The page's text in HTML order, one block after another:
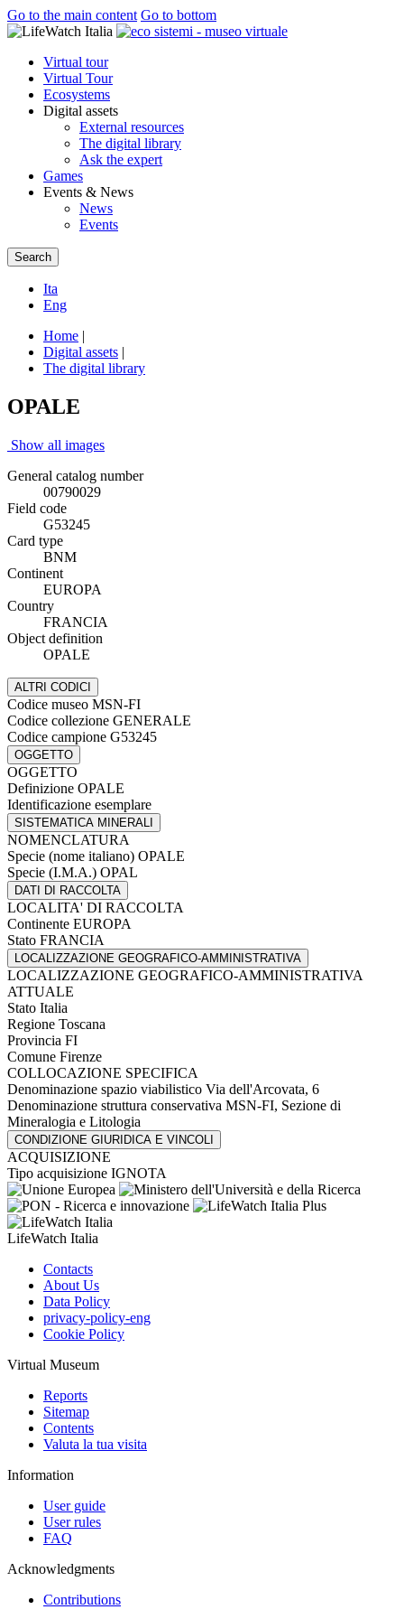
Go to the main content Go to bottom
Virtual tour
Virtual Tour
Ecosystems
Digital assets
External resources
The digital library
Ask the expert
Games
Events & News
News
Events
Search
Ita
Eng
Home |
Digital assets |
The digital library
OPALE
Show all images
General catalog number
00790029
Field code
G53245
Card type
BNM
Continent
EUROPA
Country
FRANCIA
Object definition
OPALE
ALTRI CODICI
Codice museo MSN-FI
Codice collezione GENERALE
Codice campione G53245
OGGETTO
OGGETTO
Definizione OPALE
Identificazione esemplare
SISTEMATICA MINERALI
NOMENCLATURA
Specie (nome italiano) OPALE
Specie (I.M.A.) OPAL
DATI DI RACCOLTA
LOCALITA' DI RACCOLTA
Continente EUROPA
Stato FRANCIA
LOCALIZZAZIONE GEOGRAFICO-AMMINISTRATIVA
LOCALIZZAZIONE GEOGRAFICO-AMMINISTRATIVA
ATTUALE
Stato Italia
Regione Toscana
Provincia FI
Comune Firenze
COLLOCAZIONE SPECIFICA
Denominazione spazio viabilistico Via dell'Arcovata, 6
Denominazione struttura conservativa MSN-FI, Sezione di
Mineralogia e Litologia
CONDIZIONE GIURIDICA E VINCOLI
ACQUISIZIONE
Tipo acquisizione IGNOTA
LifeWatch Italia
Contacts
About Us
Data Policy
privacy-policy-eng
Cookie Policy
Virtual Museum
Reports
Sitemap
Contents
Valuta la tua visita
Information
User guide
User rules
FAQ
Acknowledgments
Contributions